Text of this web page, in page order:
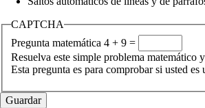
CAPTCHA
Pregunta matemática 4 + 9 =
Resuelva este simple problema matemático
Esta pregunta es para comprobar si usted